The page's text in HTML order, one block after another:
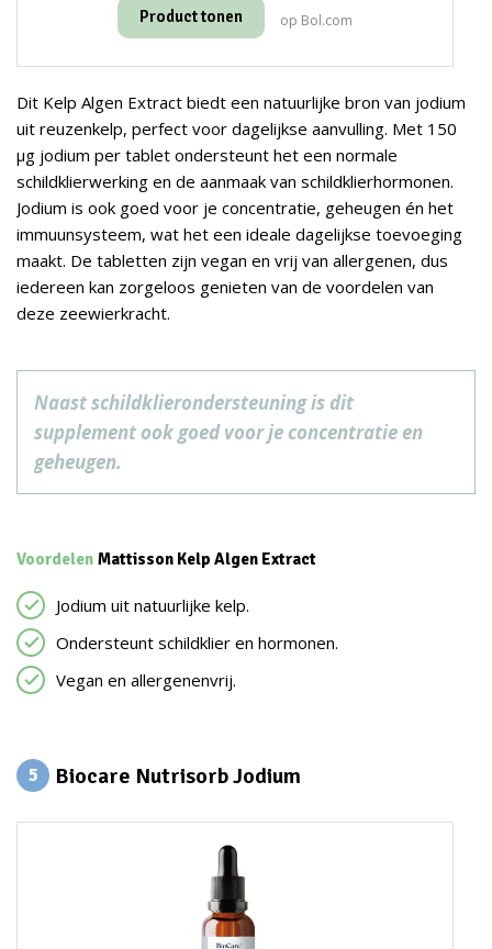
Product tonen op Bol.com
Dit Kelp Algen Extract biedt een natuurlijke bron van jodium
uit reuzenkelp, perfect voor dagelijkse aanvulling. Met 150
µg jodium per tablet ondersteunt het een normale
schildklierwerking en de aanmaak van schildklierhormonen.
Jodium is ook goed voor je concentratie, geheugen én het
immuunsysteem, wat het een ideale dagelijkse toevoeging
maakt. De tabletten zijn vegan en vrij van allergenen, dus
iedereen kan zorgeloos genieten van de voordelen van
deze zeewierkracht.
Naast schildklierondersteuning is dit
supplement ook goed voor je concentratie en
geheugen.
Voordelen Mattisson Kelp Algen Extract
Jodium uit natuurlijke kelp.
Ondersteunt schildklier en hormonen.
Vegan en allergenenvrij.
5 Biocare Nutrisorb Jodium